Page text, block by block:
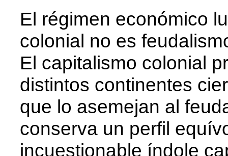
El régimen económico
colonial no es
El capitalismo colonial
distintos continentes
que lo asemejan al
conserva un perfil
incuestionable índole